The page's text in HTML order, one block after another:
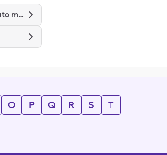
Nitrofurantoína monohidrato macrocristales
O P Q R S
T